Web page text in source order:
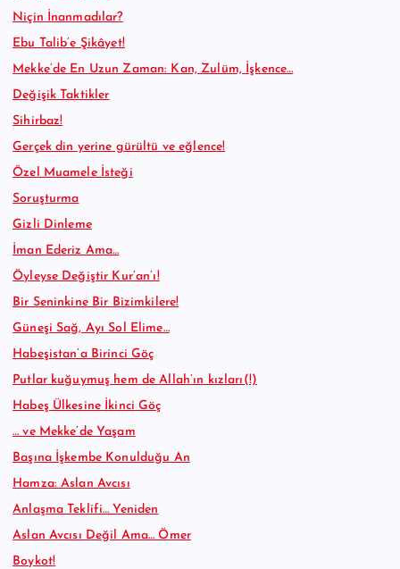
Niçin İnanmadılar?
Ebu Talib’e Şikâyet!
Mekke’de En Uzun Zaman: Kan, Zulüm, İşkence…
Değişik Taktikler
Sihirbaz!
Gerçek din yerine gürültü ve eğlence!
Özel Muamele İsteği
Soruşturma
Gizli Dinleme
İman Ederiz Ama…
Öyleyse Değiştir Kur’an’ı!
Bir Seninkine Bir Bizimkilere!
Güneşi Sağ, Ayı Sol Elime…
Habeşistan’a Birinci Göç
Putlar kuğuymuş hem de Allah’ın kızları(!)
Habeş Ülkesine İkinci Göç
… ve Mekke’de Yaşam
Başına İşkembe Konulduğu An
Hamza: Aslan Avcısı
Anlaşma Teklifi… Yeniden
Aslan Avcısı Değil Ama… Ömer
Boykot!